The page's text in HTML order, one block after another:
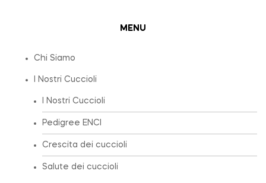
MENU
Chi Siamo
I Nostri Cuccioli
I Nostri Cuccioli
Pedigree ENCI
Crescita dei cuccioli
Salute dei cuccioli